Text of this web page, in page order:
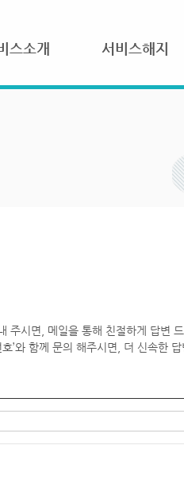
스소개 서비스해지
주시면, 메일을 통해 친절하게 답변
’와 함께 문의 해주시면, 더 신속한